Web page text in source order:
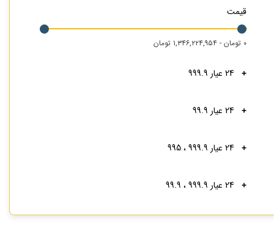
قیمت
۰ تومان - ۱,۳۴۶,۲۲۴,۹۵۴ تومان
24 عیار 999.9
24 عیار 99.9
24 عیار 999.9 ، 995
24 عیار 999.9 ، 99.9